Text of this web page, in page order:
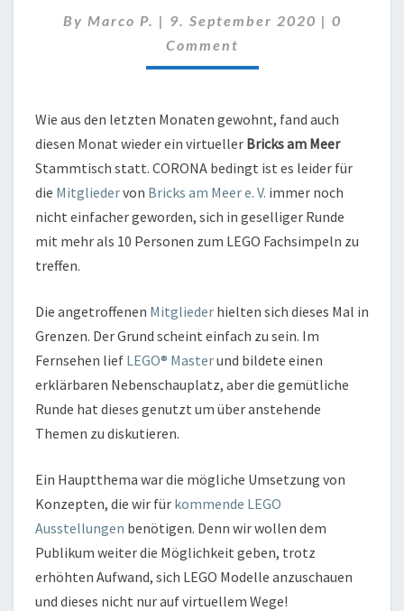
By Marco P. | 9. September 2020 | 0
Comment
Wie aus den letzten Monaten gewohnt, fand auch
diesen Monat wieder ein virtueller Bricks am Meer
Stammtisch statt. CORONA bedingt ist es leider für
die Mitgliedervon Bricks am Meer e. V. immer noch
nicht einfacher geworden, sich in geselliger Runde
mit mehr als 10 Personen zum LEGO Fachsimpeln zu
treffen.
Die angetroffenen Mitglieder hielten sich dieses Mal in
Grenzen. Der Grund scheint einfach zu sein. Im
Fernsehen lief LEGO® Masterund bildete einen
erklärbaren Nebenschauplatz, aber die gemütliche
Runde hat dieses genutzt um über anstehende
Themen zu diskutieren.
Ein Hauptthema war die mögliche Umsetzung von
Konzepten, die wir für kommende LEGO
Ausstellungen benötigen. Denn wir wollen dem
Publikum weiter die Möglichkeit geben, trotz
erhöhten Aufwand, sich LEGO Modelle anzuschauen
und dieses nicht nur auf virtuellem Wege!